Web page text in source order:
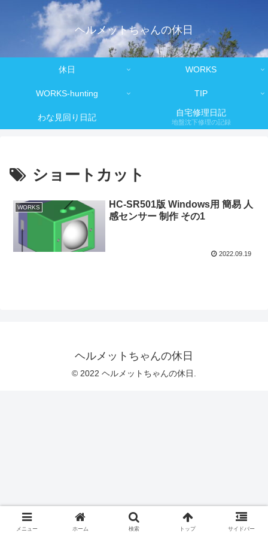
ヘルメットちゃんの休日
休日 WORKS
WORKS-hunting TIP
わな見回り日記 自宅修理日記
地盤沈下修理の記録
ショートカット
WORKS
HC-SR501版 Windows用 簡易 人
感センサー 制作 その1
2022.09.19
ヘルメットちゃんの休日
© 2022 ヘルメットちゃんの休日.
メニュー ホーム 検索 トップ サイドバー